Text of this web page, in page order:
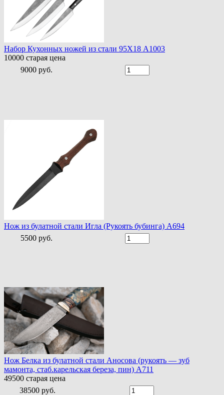
Набор Кухонных ножей из стали 95Х18 A1003
10000 старая цена
9000 руб.
Нож из булатной стали Игла (Рукоять бубинга) A694
5500 руб.
Нож Белка из булатной стали Аносова (рукоять — зуб
мамонта, стаб.карельская береза, пин) A711
49500 старая цена
38500 руб.